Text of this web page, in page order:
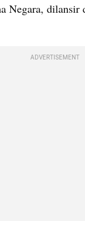
Negara,
ADVERTISEMENT